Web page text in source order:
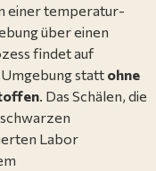
einer temperatur-
über einen
findet auf
statt ohne
. Das Schälen, die
Labor